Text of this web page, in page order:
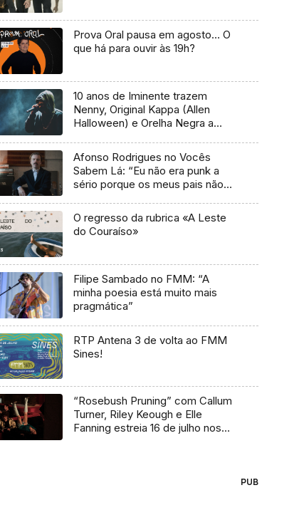
Prova Oral pausa em agosto… O
que há para ouvir às 19h?
10 anos de Iminente trazem
Nenny, Original Kappa (Allen
Halloween) e Orelha Negra a
Afonso Rodrigues no Vocês
Sabem Lá: “Eu não era punk a
sério porque os meus pais não
O regresso da rubrica «A Leste
do Couraíso»
Filipe Sambado no FMM: “A
minha poesia está muito mais
pragmática”
RTP Antena 3 de volta ao FMM
Sines!
“Rosebush Pruning” com Callum
Turner, Riley Keough e Elle
Fanning estreia 16 de julho nos
PUB